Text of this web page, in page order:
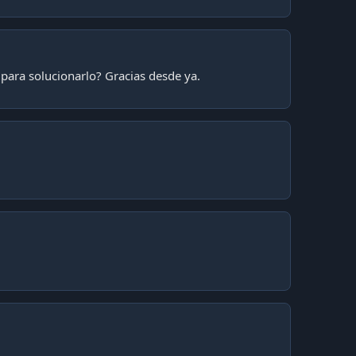
solucionarlo? Gracias desde ya.